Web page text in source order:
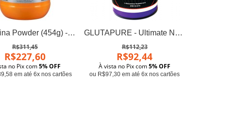
Glutamina Powder (454g) - Now Foods
R$311,45
R$227,60
no Pix com5% OFF
em até 6x nos cartões
GLUTAPURE - Ultimate Nutrition (200g)
R$112,23
R$92,44
À vista no Pix com5% OFF
ou R$97,30 em até 6x nos cartões